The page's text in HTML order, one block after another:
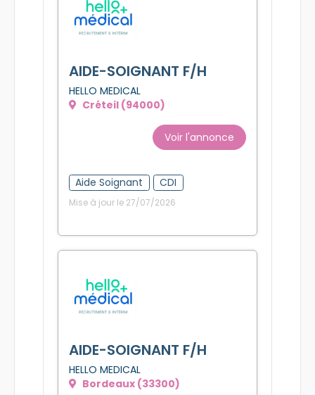
AIDE-SOIGNANT F/H
HELLO MEDICAL
Créteil (94000)
Voir l'annonce
Aide Soignant CDI
Mise à jour le 27/07/2026
AIDE-SOIGNANT F/H
HELLO MEDICAL
Bordeaux (33300)